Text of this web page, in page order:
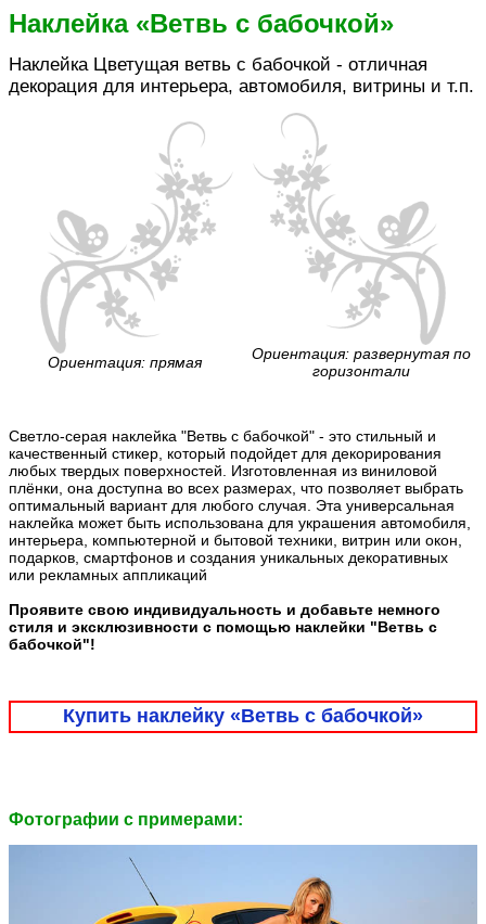
Наклейка «Ветвь с бабочкой»
Наклейка Цветущая ветвь с бабочкой - отличная
декорация для интерьера, автомобиля, витрины и т.п.
Ориентация: прямая
Ориентация: развернутая по
горизонтали
Светло-серая наклейка "Ветвь с бабочкой" - это стильный и
качественный стикер, который подойдет для декорирования
любых твердых поверхностей. Изготовленная из виниловой
плёнки, она доступна во всех размерах, что позволяет выбрать
оптимальный вариант для любого случая. Эта универсальная
наклейка может быть использована для украшения автомобиля,
интерьера, компьютерной и бытовой техники, витрин или окон,
подарков, смартфонов и создания уникальных декоративных
или рекламных аппликаций
Проявите свою индивидуальность и добавьте немного
стиля и эксклюзивности с помощью наклейки "Ветвь с
бабочкой"!
Купить наклейку «Ветвь с бабочкой»
Фотографии c примерами: